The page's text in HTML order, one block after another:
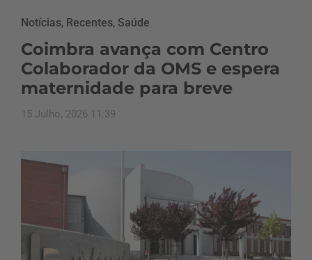
Notícias, Recentes, Saúde
Coimbra avança com Centro
Colaborador da OMS e espera
maternidade para breve
15 Julho, 2026 11:39